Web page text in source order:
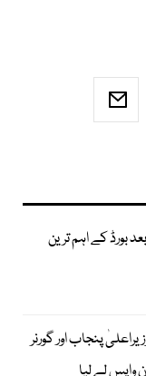
بورڈ کے اہم ترین
کو وزیراعلیٰ پنجاب اور گورنر
واپس لے لیا